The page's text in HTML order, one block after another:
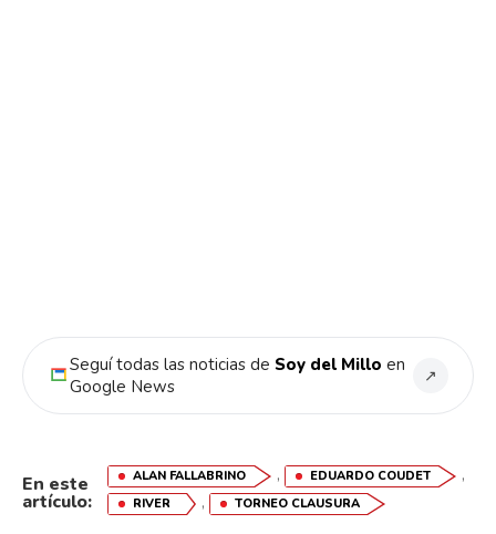
Seguí todas las noticias de Soy del Millo en
Google News
↗
En este
artículo:
ALAN FALLABRINO , EDUARDO COUDET ,
RIVER , TORNEO CLAUSURA